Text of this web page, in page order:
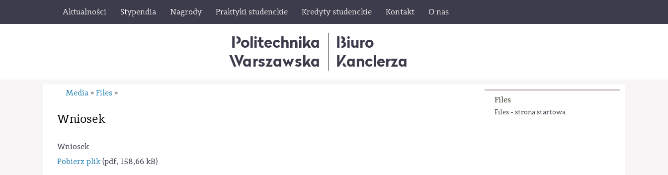
Aktualności Stypendia Nagrody Praktyki studenckie Kredyty studenckie Kontakt O nas
Politechnika
Warszawska
Biuro
Kanclerza
Files
Files - strona startowa
Media » Files »
Wniosek
Wniosek
Pobierz plik(pdf, 158,66 kB)